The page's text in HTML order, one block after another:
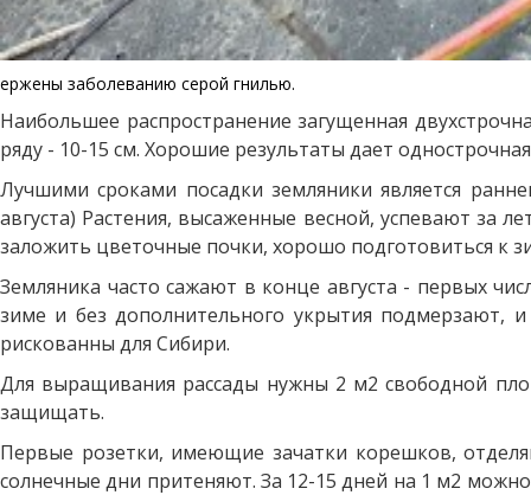
ержены заболеванию серой гнилью.
Наибольшее распространение загущенная
ряду - 10-15 см. Хорошие результаты дает
Лучшими сроками посадки земляники является
августа) Растения, высаженные весной, успевают за
заложить цветочные почки, хорошо подготовиться к
Земляника часто сажают в конце августа - первых
зиме и без дополнительного укрытия подмерзают,
рискованны для Сибири.
Для выращивания рассады нужны 2 м2 свободной
защищать.
Первые розетки, имеющие зачатки корешков,
солнечные дни притеняют. За 12-15 дней на 1 м2